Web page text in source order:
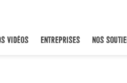
VIDÉOS ENTREPRISES NOS